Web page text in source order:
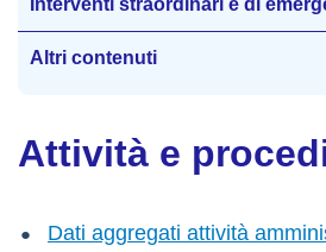
Attività e
Dati aggregati attività
Interventi straordinari e di
Altri contenuti